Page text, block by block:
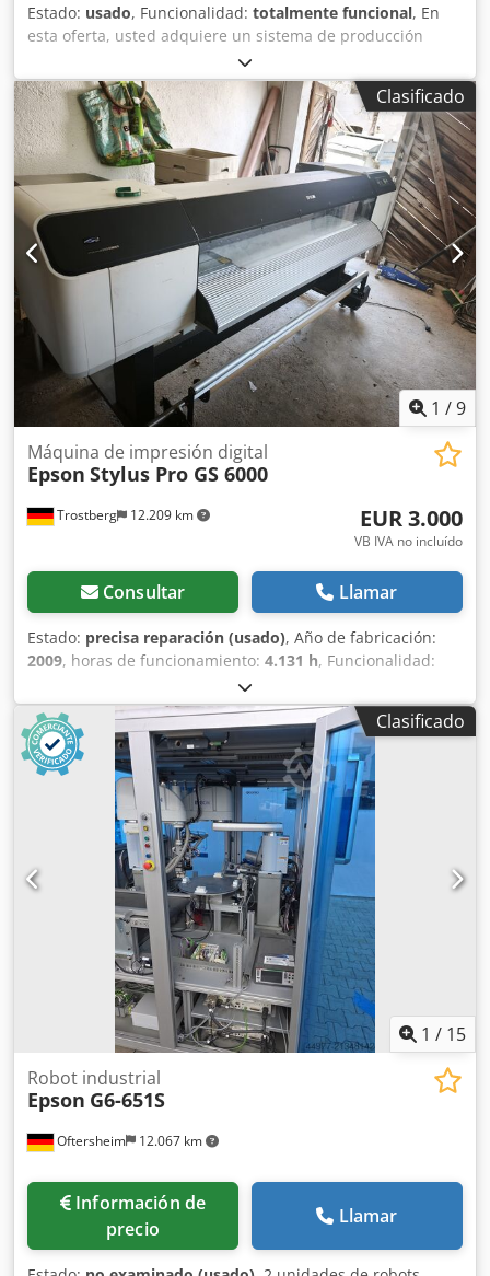
Estado: usado, Funcionalidad: totalmente funcional, En
esta oferta, usted adquiere un sistema de producción
usado, el «Epson SureColor SC-F2100». Objeto de la venta:
1 unidad de Epson SureColor SC-F2100 No es ningún
problema configurar la máquina según sus deseos. ¡No
dude en ponerse en contacto con nosotros! Lecturas del
contador: Total: 0 páginas Estado: Esta oferta corresponde
a un equipo usado que, posiblemente, presenta signos de
uso (pequeños arañazos o decoloraciones). El equipo ha
sido probado y funciona correctamente. Embalaje y envío:
Puede venir a ver el equipo durante nuestro horario de
atención al público. ¡Concertemos una cita! Ofrecemos
embalaje resistente para el transporte marítimo y envío a
nivel mundial, bajo petición. Antes del envío o la recogida,
realizaremos una prueba de funcionamiento y la
grabaremos en vídeo para usted. Chsdezh Dcvspfx Ag Tsa
Para obtener más información, puede ponerse en contacto
con nosotros directamente.
Clasificado
1 /9
Trostberg 12.209 km
Máquina de impresión digital
Epson Stylus Pro GS 6000
EUR 3.000
VB IVA no incluído
Consultar Llamar
Estado: precisa reparación (usado), Año de fabricación:
2009, horas de funcionamiento: 4.131 h, Funcionalidad:
, número de cartuchos de tinta:
8, canales de color:8, número de cabezales de impresión:
1, Vendemos nuestra impresora Epson, ya que ya no la
necesitamos. Ha estado almacenada durante varios años y
la utilizábamos para imprimir fotos en el garaje. Es
probable que el cabezal de impresión esté defectuoso y
que no reconozca los cartuchos del lado izquierdo,
indicando que están vacíos, aunque en realidad estén
llenos. Incluye el software y el sistema de enrollado
automático. Cedpozi Svmjfx Ag Teha No la he conectado a
la red, por lo que solo puedo indicar el número de páginas
impresas: 4131 páginas. Se vende como producto
defectuoso. No la hemos usado mucho porque la mayoría
de las impresiones las hacemos en una impresora de gran
formato. Es posible realizar una inspección.
Clasificado
1 / 15
Oftersheim 12.067 km
Robot industrial
Epson G6-651S
Información de
precio
Llamar